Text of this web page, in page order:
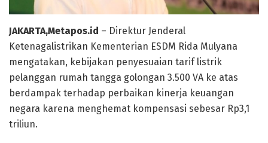
JAKARTA,Metapos.id – Direktur Jenderal
Ketenagalistrikan Kementerian ESDM Rida Mulyana
mengatakan, kebijakan penyesuaian tarif listrik
pelanggan rumah tangga golongan 3.500 VA ke atas
berdampak terhadap perbaikan kinerja keuangan
negara karena menghemat kompensasi sebesar Rp3,1
triliun.